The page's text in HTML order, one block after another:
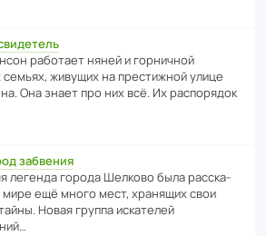
рабо­тает няней и горни­чной
семьях, живущих на прес­ти­жной улице
Она знает про них всё. Их распо­рядок
забвения
легенда города Шелково была расска­
мире ещё много мест, хранящих свои
Новая группа иска­телей